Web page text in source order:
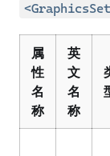
属
性
名
称
英
文
名
称